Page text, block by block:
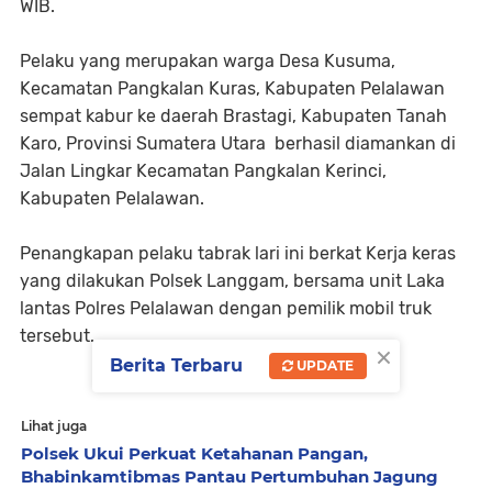
WIB.
Pelaku yang merupakan warga Desa Kusuma,
Kecamatan Pangkalan Kuras, Kabupaten Pelalawan
sempat kabur ke daerah Brastagi, Kabupaten Tanah
Karo, Provinsi Sumatera Utara berhasil diamankan di
Jalan Lingkar Kecamatan Pangkalan Kerinci,
Kabupaten Pelalawan.
Penangkapan pelaku tabrak lari ini berkat Kerja keras
yang dilakukan Polsek Langgam, bersama unit Laka
lantas Polres Pelalawan dengan pemilik mobil truk
tersebut.
Lihat juga
Polsek Ukui Perkuat Ketahanan Pangan,
Bhabinkamtibmas Pantau Pertumbuhan Jagung
×
Berita Terbaru UPDATE